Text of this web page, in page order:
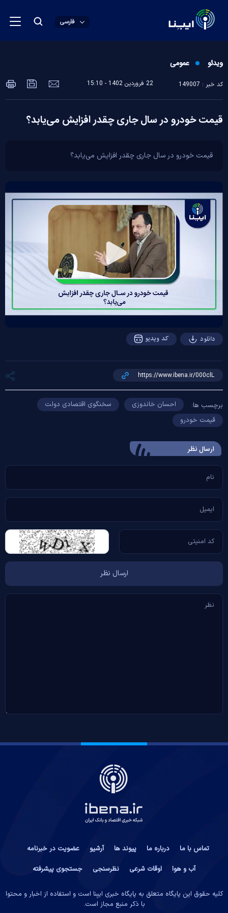
فارسی
ویدئو عمومی
کد خبر : 149007 22 فروردين 1402 - 15:10
قیمت خودرو در سال جاری چقدر افزایش می‌یابد؟
قیمت خودرو در سال جاری چقدر افزایش می‌یابد؟
Play
Video
دانلود کد ویدیو
برچسب ها: احسان خاندوزی
سخنگوی اقتصادی دولت
قیمت خودرو
ارسال‌ نظر
تماس با ما درباره ما پیوند ها آرشیو
عضویت در خبرنامه
آب و هوا
اوقات شرعی نظرسنجی جستجوی پیشرفته
کلیه حقوق این پایگاه متعلق به پایگاه خبری ایبِنا است و استفاده از اخبار و محتوا
با ذکر منبع مجاز است.